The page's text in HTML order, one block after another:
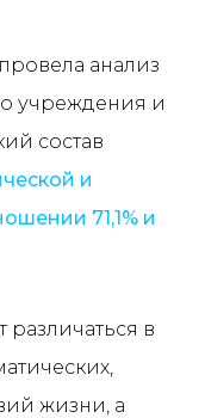
анализ
учреждения и
состав
и
71,1% и
в
жизни, а